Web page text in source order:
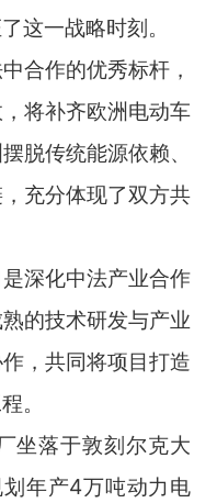
这一战略时刻。
合作的优秀标杆，
将补齐欧洲电动车
脱传统能源依赖、
充分体现了双方共
深化中法产业合作
的技术研发与产业
，共同将项目打造
。
坐落于敦刻尔克大
年产4万吨动力电